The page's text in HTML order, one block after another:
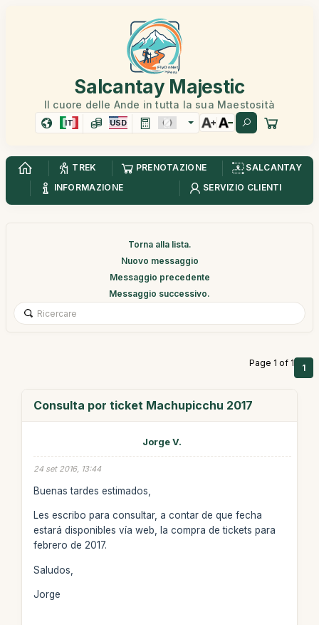
Salcantay Majestic
Il cuore delle Ande in tutta la sua Maestosità
IT USD
TREK PRENOTAZIONE
SALCANTAY
INFORMAZIONE
SERVIZIO CLIENTI
Torna alla lista.
Nuovo messaggio
Messaggio precedente
Messaggio successivo.
Page 1 of 1 1
Consulta por ticket Machupicchu 2017
Jorge V.
24 set 2016, 13:44
Buenas tardes estimados,
Les escribo para consultar, a contar de que fecha
estará disponibles vía web, la compra de tickets para
febrero de 2017.
Saludos,
Jorge